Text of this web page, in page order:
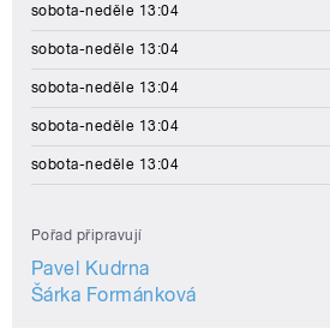
sobota-neděle 13:04
sobota-neděle 13:04
sobota-neděle 13:04
sobota-neděle 13:04
sobota-neděle 13:04
Pořad připravují
Pavel Kudrna
Šárka Formánková